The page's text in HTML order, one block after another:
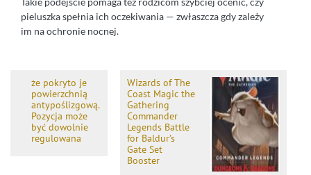
pieluszka spełnia ich oczekiwania — zwłaszcza gdy zależy
im na ochronie nocnej.
że pokryto je
powierzchnią
antypoślizgową.
Pozycja może
być dowolnie
regulowana
Wizards of The
Coast Magic the
Gathering
Commander
Legends Battle
for Baldur’s
Gate Set
Booster